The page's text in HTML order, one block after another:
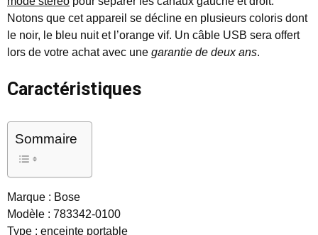
Notons que cet appareil se décline en plusieurs coloris dont
le noir, le bleu nuit et l’orange vif. Un câble USB sera offert
lors de votre achat avec une garantie de deux ans.
Caractéristiques
Sommaire
Marque : Bose
Modèle : 783342-0100
Type : enceinte portable